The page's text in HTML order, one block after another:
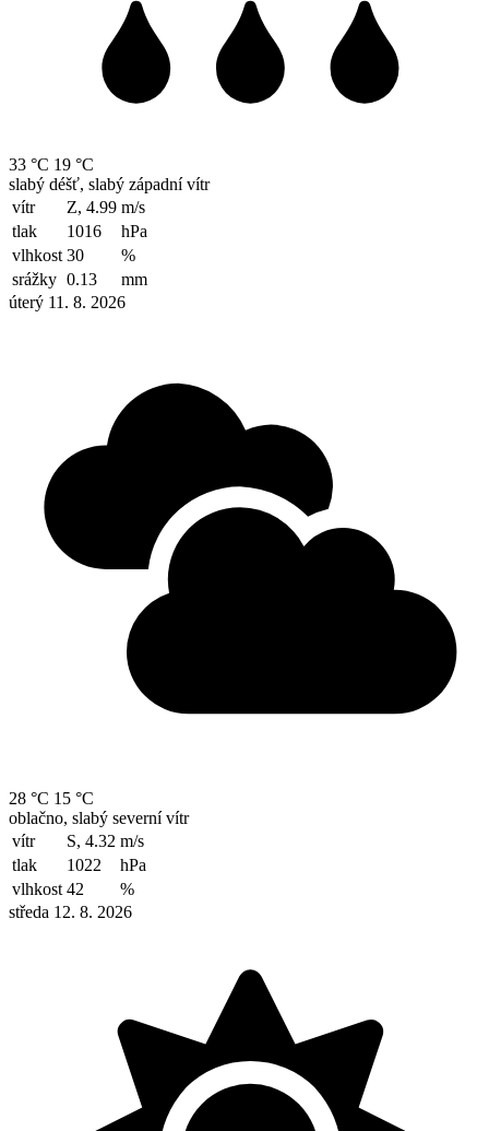
33 °C 19 °C
slabý déšť, slabý západní vítr
vítr
Z, 4.99 m/s
tlak
1016
hPa
vlhkost 30
%
srážky 0.13
mm
úterý 11. 8. 2026
28 °C 15 °C
oblačno, slabý severní vítr
vítr
S, 4.32 m/s
tlak
1022
hPa
vlhkost 42
%
středa 12. 8. 2026